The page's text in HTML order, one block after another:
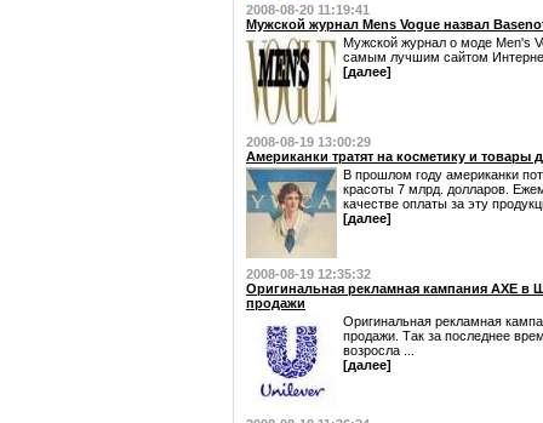
2008-08-20 11:19:41
Мужской журнал Mens Vogue назвал
Мужской журнал о моде Men's
самым лучшим сайтом
[далее]
2008-08-19 13:00:29
Американки тратят на косметику и
В прошлом году американки
красоты 7 млрд. долларов.
качестве оплаты за эту
[далее]
2008-08-19 12:35:32
Оригинальная рекламная кампания AXE в
продажи
Оригинальная рекламная
продажи. Так за последнее
возросла ...
[далее]